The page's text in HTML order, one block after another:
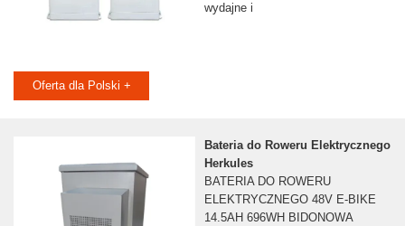
wydajne i
Oferta dla Polski +
Bateria do Roweru Elektrycznego
Herkules
BATERIA DO ROWERU
ELEKTRYCZNEGO 48V E-BIKE
14.5AH 696WH BIDONOWA